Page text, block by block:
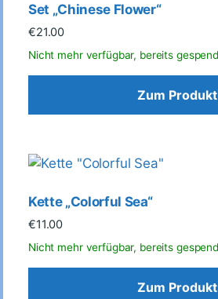
Set „Chinese Flower“
€21.00
Zum Produkt
Kette „Colorful Sea“
€11.00
Zum Produkt